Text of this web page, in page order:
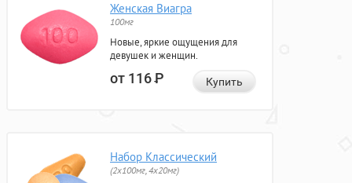
Женская Виагра
100мг
Новые, яркие ощущения для
девушек и женщин.
от 116Р Купить
Набор Классический
(2x100мг, 4x20мг)